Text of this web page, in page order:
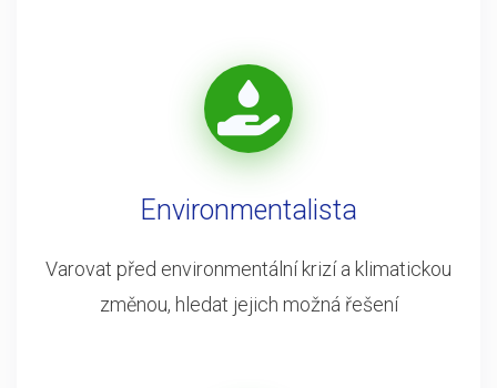
Environmentalista
Varovat před environmentální krizí a klimatickou
změnou, hledat jejich možná řešení